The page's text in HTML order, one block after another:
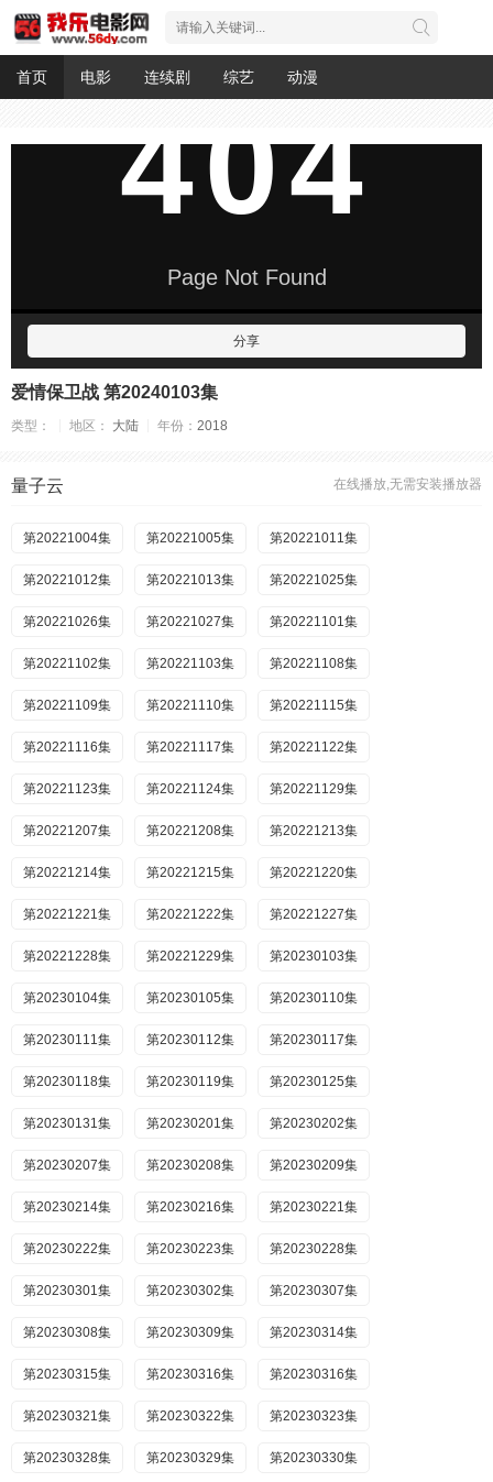
首页 电影 连续剧 综艺 动漫
分享
爱情保卫战 第20240103集
类型： 地区： 大陆 年份： 2018
在线播放,无需安装播放器
量子云
第20221004集 第20221005集 第20221011集
第20221012集 第20221013集 第20221025集
第20221026集 第20221027集 第20221101集
第20221102集 第20221103集 第20221108集
第20221109集 第20221110集 第20221115集
第20221116集 第20221117集 第20221122集
第20221123集 第20221124集 第20221129集
第20221207集 第20221208集 第20221213集
第20221214集 第20221215集 第20221220集
第20221221集 第20221222集 第20221227集
第20221228集 第20221229集 第20230103集
第20230104集 第20230105集 第20230110集
第20230111集 第20230112集 第20230117集
第20230118集 第20230119集 第20230125集
第20230131集 第20230201集 第20230202集
第20230207集 第20230208集 第20230209集
第20230214集 第20230216集 第20230221集
第20230222集 第20230223集 第20230228集
第20230301集 第20230302集 第20230307集
第20230308集 第20230309集 第20230314集
第20230315集 第20230316集 第20230316集
第20230321集 第20230322集 第20230323集
第20230328集 第20230329集 第20230330集